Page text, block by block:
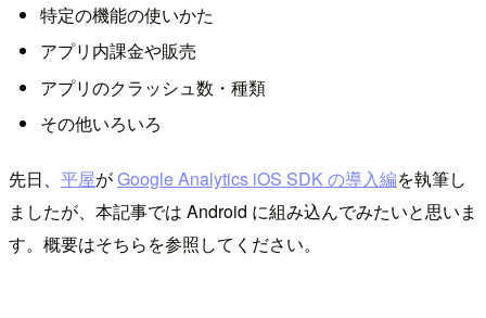
特定の機能の使いかた
アプリ内課金や販売
アプリのクラッシュ数・種類
その他いろいろ
先日、 平屋がGoogle Analytics iOS SDK の導入編を執筆し
ましたが、本記事では Android に組み込んでみたいと思いま
す。概要はそちらを参照してください。